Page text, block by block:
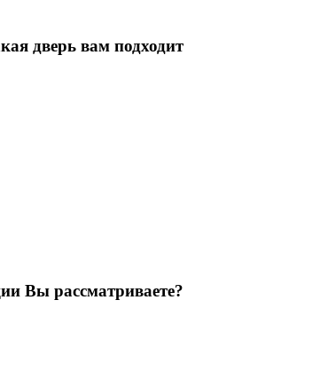
дверь вам подходит
Вы рассматриваете?